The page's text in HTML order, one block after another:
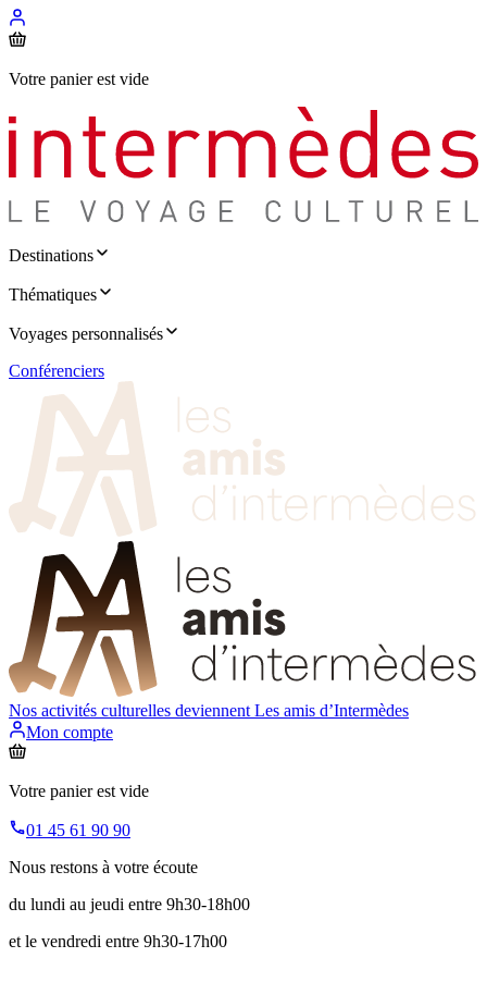
Votre panier est vide
Destinations
Thématiques
Voyages personnalisés
Conférenciers
Nos activités culturelles deviennent Les amis d’Intermèdes
Mon compte
Votre panier est vide
01 45 61 90 90
Nous restons à votre écoute
du lundi au jeudi entre 9h30-18h00
et le vendredi entre 9h30-17h00